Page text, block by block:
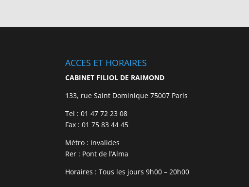
ACCES ET HORAIRES
CABINET FILIOL DE RAIMOND
133, rue Saint Dominique 75007 Paris
Tel : 01 47 72 23 08
Fax : 01 75 83 44 45
Métro : Invalides
Rer : Pont de l’Alma
Horaires : Tous les jours 9h00 – 20h00